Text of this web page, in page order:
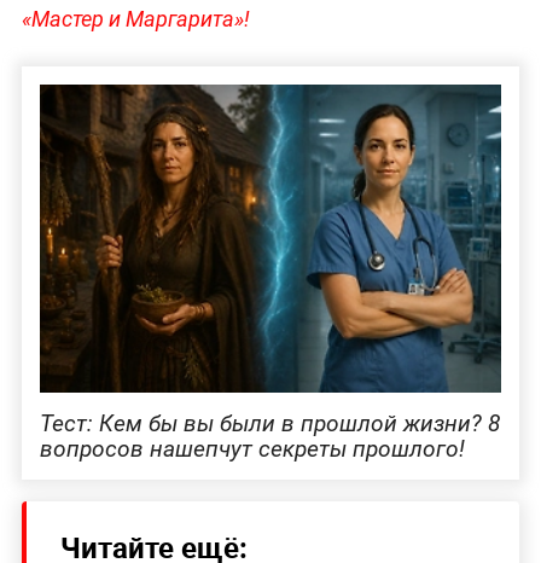
«Мастер и Маргарита»!
Тест: Кем бы вы были в прошлой жизни? 8
вопросов нашепчут секреты прошлого!
Читайте ещё: